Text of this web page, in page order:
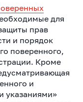
для
прав
и порядок
поверенного,
Кроме
и
указаниями»